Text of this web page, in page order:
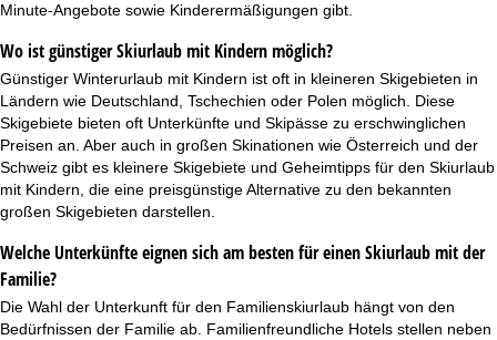
Minute-Angebote sowie Kinderermäßigungen gibt.
Wo ist günstiger Skiurlaub mit Kindern möglich?
Günstiger Winterurlaub mit Kindern ist oft in kleineren Skigebieten in
Ländern wie Deutschland, Tschechien oder Polen möglich. Diese
Skigebiete bieten oft Unterkünfte und Skipässe zu erschwinglichen
Preisen an. Aber auch in großen Skinationen wie Österreich und der
Schweiz gibt es kleinere Skigebiete und Geheimtipps für den Skiurlaub
mit Kindern, die eine preisgünstige Alternative zu den bekannten
großen Skigebieten darstellen.
Welche Unterkünfte eignen sich am besten für einen Skiurlaub mit der
Familie?
Die Wahl der Unterkunft für den Familienskiurlaub hängt von den
Bedürfnissen der Familie ab. Familienfreundliche Hotels stellen neben